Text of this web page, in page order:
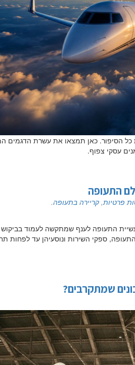
לבדו לא מספר את כל הסיפור. כאן תמצאו את עשרת
עסקי צפוף.
התעופה
פרטיות, קריירה בתעופה.
התעופה לענף שמתקשה לעמוד
ספקי השירות ונוסעיהן עד לפחות
שמתקרבים?